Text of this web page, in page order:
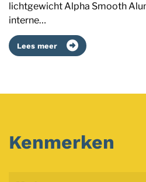
lichtgewicht Alpha Smooth
interne…
Lees meer
Kenmerken